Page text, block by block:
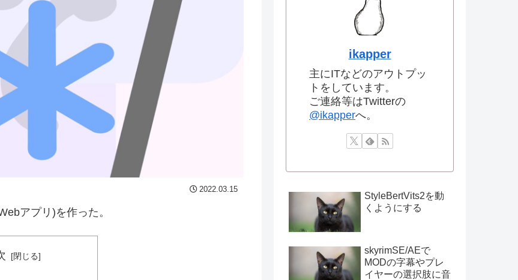
2022.03.15
アプリ)を作った。
ikapper
主にITなどのアウトプッ
トをしています。
ご連絡等はTwitterの
@ikapperへ。
StyleBertVits2を動
くようにする
skyrimSE/AEで
MODの字幕やプレ
イヤーの選択肢に音